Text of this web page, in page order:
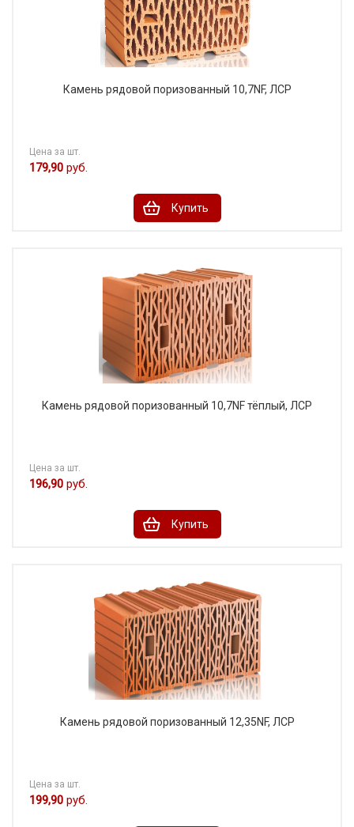
Камень рядовой поризованный 10,7NF, ЛСР
Цена за шт.
179,90 руб.
Купить
Камень рядовой поризованный 10,7NF тёплый, ЛСР
Цена за шт.
196,90 руб.
Купить
Камень рядовой поризованный 12,35NF, ЛСР
Цена за шт.
199,90 руб.